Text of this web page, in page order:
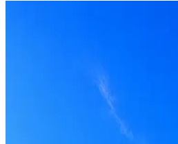
Оффер